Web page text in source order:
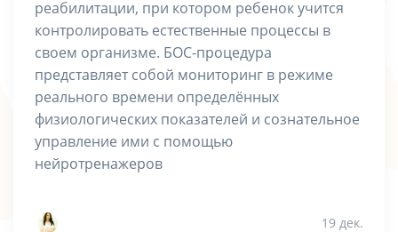
реабилитации, при котором ребенок учится
контролировать естественные процессы в
своем организме. БОС-процедура
представляет собой мониторинг в режиме
реального времени определённых
физиологических показателей и сознательное
управление ими с помощью
нейротренажеров
19 дек.